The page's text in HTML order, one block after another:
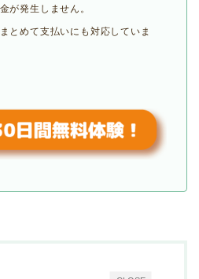
が発生しません。
とめて支払いにも対応していま